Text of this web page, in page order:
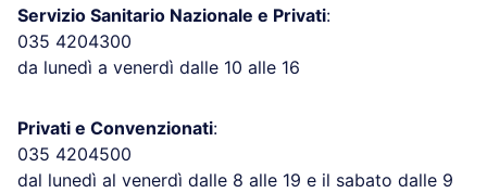
Servizio Sanitario Nazionale e Privati:
035 4204300
da lunedì a venerdì dalle 10 alle 16
Privati e Convenzionati:
035 4204500
dal lunedì al venerdì dalle 8 alle 19 e il sabato dalle 9